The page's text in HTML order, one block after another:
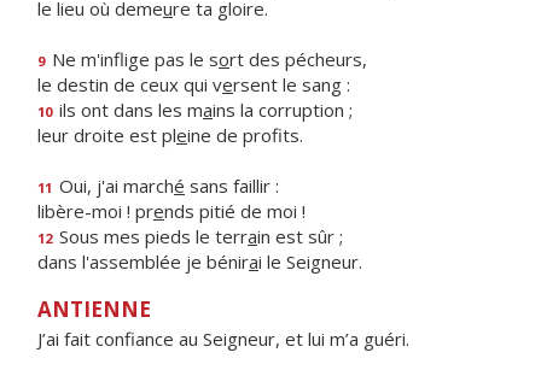
le lieu où demeure ta gloire.
9 Ne m'inflige pas le sort des pécheurs,
le destin de ceux qui versent le sang :
10 ils ont dans les mains la corruption ;
leur droite est pleine de profits.
11 Oui, j'ai marché sans faillir :
libère-moi ! prends pitié de moi !
12 Sous mes pieds le terrain est sûr ;
dans l'assemblée je bénirai le Seigneur.
ANTIENNE
J’ai fait confiance au Seigneur, et lui m’a guéri.